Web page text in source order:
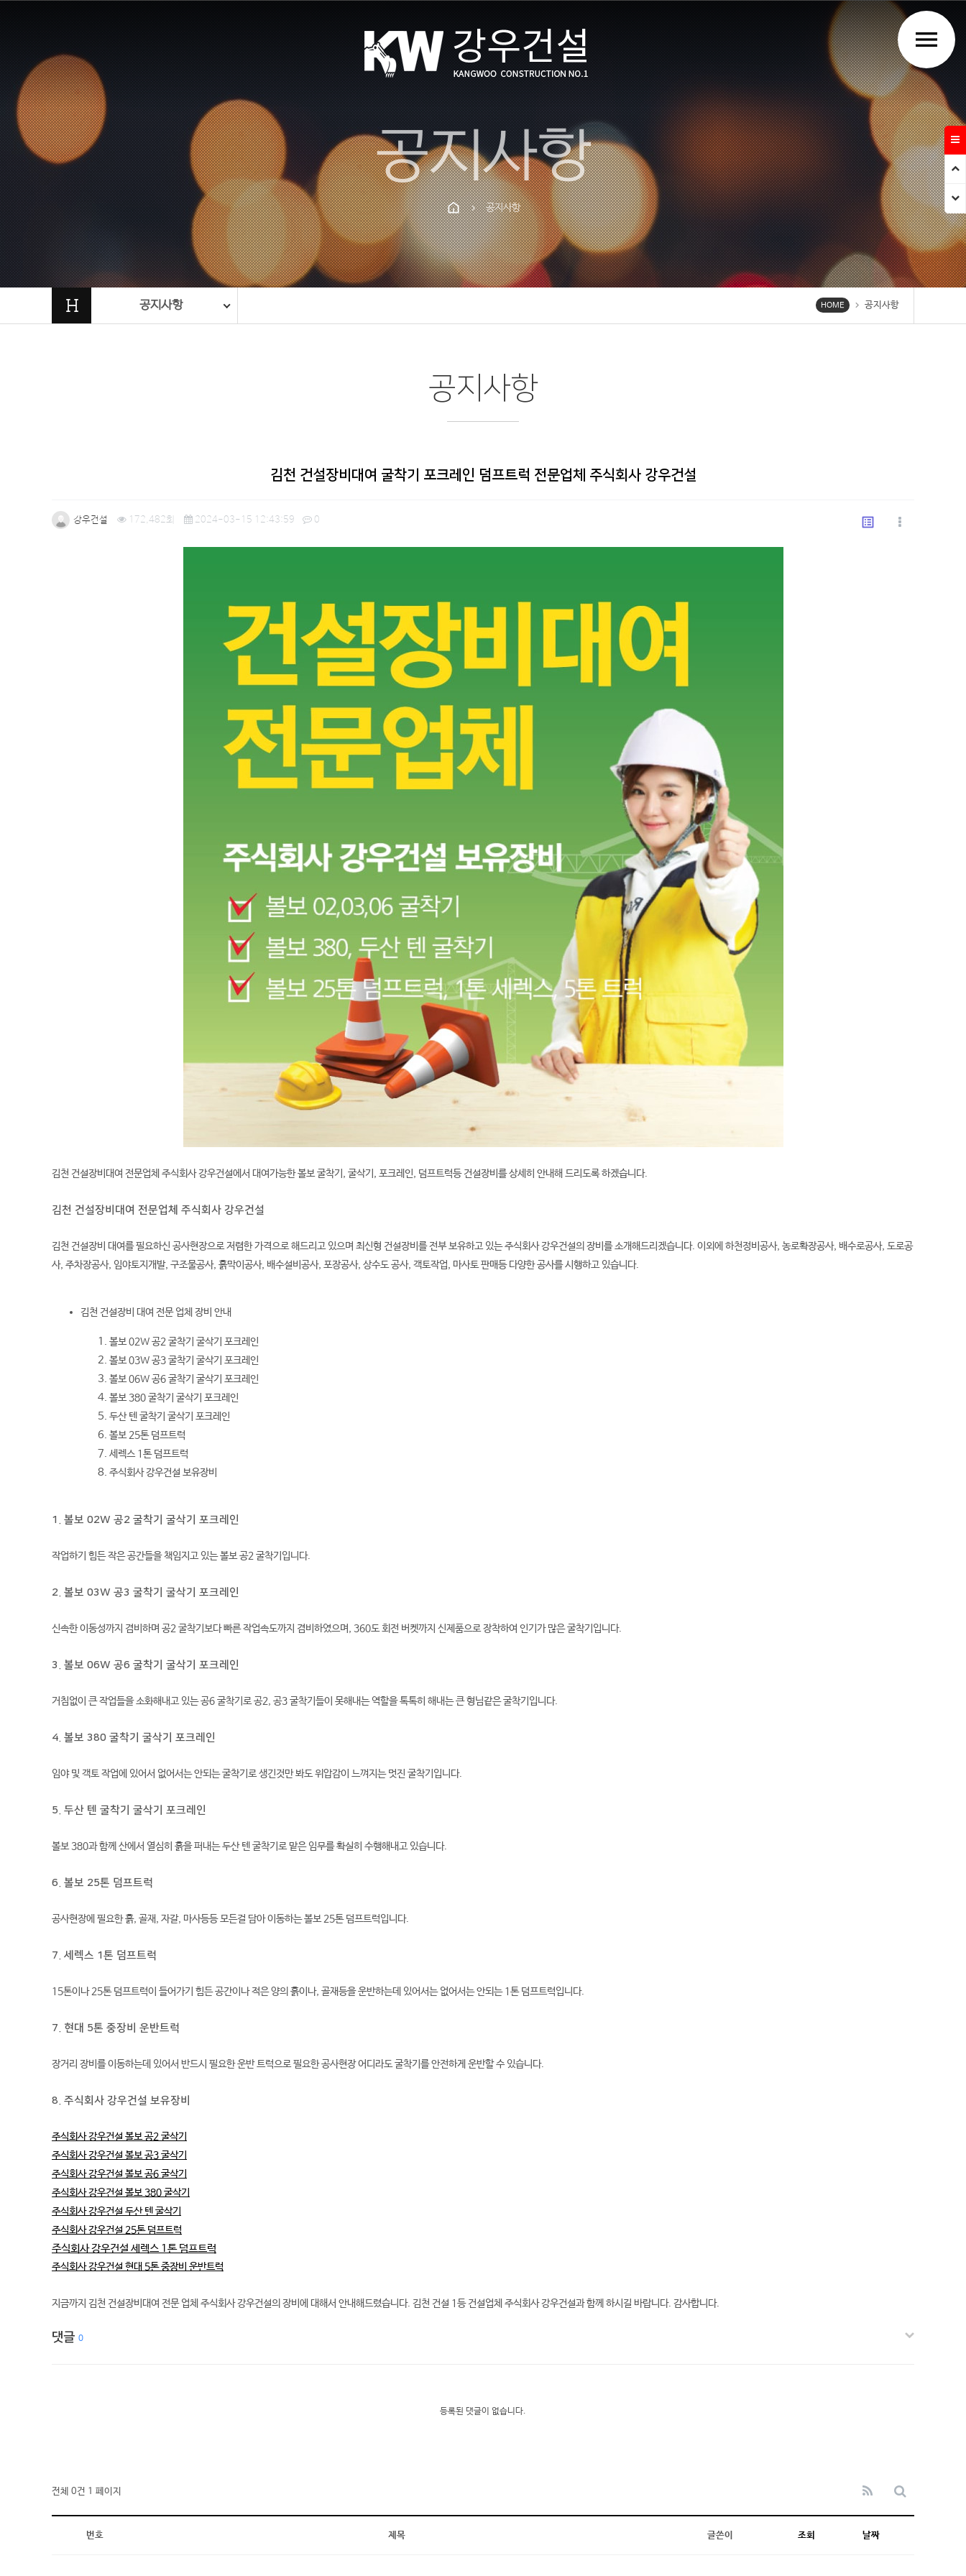
PrevNext
menu
공지사항
chevron_right 공지사항
H 공지사항 HOME chevron_right 공지사항
공지사항
김천 건설장비대여 굴착기 포크레인 덤프트럭 전문업체 주식회사 강우건설
강우건설 172,482회 2024-03-15 12:43:59 0 list_alt
김천 건설장비대여 전문업체 주식회사 강우건설에서 대여가능한볼보 굴착기, 굴삭기, 포크레인, 덤프트럭등건설장비를 상세히 안내해 드리도록 하겠습니다.
김천 건설장비대여 전문업체 주식회사 강우건설
김천 건설장비 대여를 필요하신 공사현장으로 저렴한 가격으로 해드리고 있으며 최신형 건설장비를 전부 보유하고 있는 주식회사 강우건설의 장비를 소개해드리겠습니다. 이외에 하천정비공사, 농로확장공사, 배수로공사, 도로공
사, 주차장공사, 임야토지개발, 구조물공사, 흙막이공사, 배수설비공사, 포장공사, 상수도 공사, 객토작업, 마사토 판매등 다양한 공사를 시행하고 있습니다.
김천 건설장비 대여 전문 업체 장비 안내
볼보 02W 공2 굴착기 굴삭기 포크레인
볼보 03W 공3 굴착기 굴삭기 포크레인
볼보 06W 공6 굴착기 굴삭기 포크레인
볼보 380 굴착기 굴삭기 포크레인
두산 텐 굴착기 굴삭기 포크레인
볼보 25톤 덤프트럭
세렉스 1톤 덤프트럭
주식회사 강우건설 보유장비
1. 볼보 02W 공2 굴착기 굴삭기 포크레인
작업하기 힘든 작은 공간들을 책임지고 있는 볼보 공2 굴착기입니다.
2. 볼보 03W 공3 굴착기 굴삭기 포크레인
신속한 이동성까지 겸비하며 공2 굴착기보다 빠른 작업속도까지 겸비하였으며, 360도 회전 버켓까지 신제품으로 장착하여 인기가 많은 굴착기입니다.
3. 볼보 06W 공6 굴착기 굴삭기 포크레인
거침없이 큰 작업들을 소화해내고 있는 공6 굴착기로 공2, 공3 굴착기들이 못해내는 역할을 톡톡히 해내는 큰 형님같은 굴착기입니다.
4. 볼보 380 굴착기 굴삭기 포크레인
임야 및 객토 작업에 있어서 없어서는 안되는 굴착기로 생긴것만 봐도 위압감이 느껴지는 멋진 굴착기입니다.
5. 두산 텐 굴착기 굴삭기 포크레인
볼보 380과 함께 산에서 열심히 흙을 퍼내는 두산 텐 굴착기로 맡은 임무를 확실히 수행해내고 있습니다.
6. 볼보 25톤 덤프트럭
공사현장에 필요한 흙, 골재, 자갈, 마사등등 모든걸 담아 이동하는 볼보 25톤 덤프트럭입니다.
7. 세렉스 1톤 덤프트럭
15톤이나 25톤 덤프트럭이 들어가기 힘든 공간이나 적은 양의 흙이나, 골재등을 운반하는데 있어서는 없어서는 안되는 1톤 덤프트럭입니다.
7. 현대 5톤 중장비 운반트럭
장거리 장비를 이동하는데 있어서 반드시 필요한 운반 트럭으로 필요한 공사현장 어디라도 굴착기를 안전하게 운반할 수 있습니다.
8. 주식회사 강우건설 보유장비
주식회사 강우건설 볼보 공2 굴삭기
주식회사 강우건설 볼보 공3 굴삭기
주식회사 강우건설 볼보 공6 굴삭기
주식회사 강우건설 볼보 380 굴삭기
주식회사 강우건설 두산 텐 굴삭기
주식회사 강우건설 25톤 덤프트럭
주식회사 강우건설 세렉스 1톤 덤프트럭
주식회사 강우건설 현대 5톤 중장비 운반트럭
지금까지 김천 건설장비대여 전문 업체 주식회사 강우건설의 장비에 대해서 안내해드렸습니다. 김천 건설 1등 건설업체 주식회사 강우건설과 함께 하시길 바랍니다. 감사합니다.
댓글 0
등록된 댓글이 없습니다.
전체 0건 1 페이지
번호 제목 글쓴이 조회 날짜